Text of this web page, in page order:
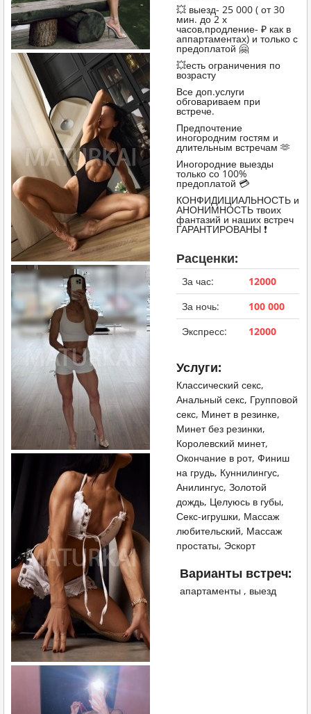
💥 выезд- 25 000 ( от 30
мин. до 2 х
часов,продление- ₽ как в
аппартаментах) и только с
предоплатой 🤗
💥есть ограничения по
возрасту
Все доп.услуги
обговариваем при
встрече.
Предпочтение
иногородним гостям и
длительным встречам 🫶
Иногородние выезды
только со 100%
предоплатой 💳
КОНФИДИЦИАЛЬНОСТЬ и
АНОНИМНОСТЬ твоих
фантазий и наших встреч
ГАРАНТИРОВАНЫ ❗️
Расценки:
За час:
12000
За ночь:
100 000
Экспресс:
12000
Услуги:
Классический секс,
Анальный секс, Групповой
секс, Минет в резинке,
Минет без резинки,
Королевский минет,
Окончание в рот, Финиш
на грудь, Куннилингус,
Анилингус, Золотой
дождь, Целуюсь в губы,
Секс-игрушки, Массаж
любительский, Массаж
простаты, Эскорт
Варианты встреч:
апартаменты , выезд